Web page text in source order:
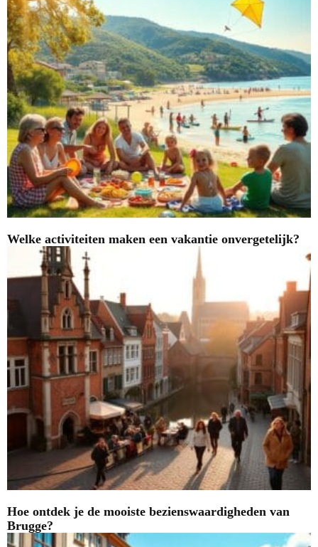
Welke activiteiten maken een vakantie onvergetelijk?
Hoe ontdek je de mooiste bezienswaardigheden van
Brugge?